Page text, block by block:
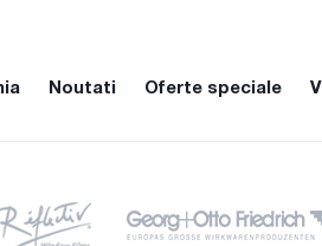
Noutati Oferte speciale